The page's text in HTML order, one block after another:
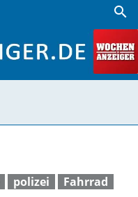
search
polizei Fahrrad